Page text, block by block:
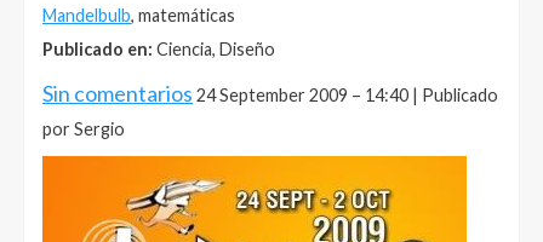
Mandelbulb, matemáticas
Publicado en: Ciencia, Diseño
Sin comentarios 24 September 2009 – 14:40 | Publicado
por Sergio